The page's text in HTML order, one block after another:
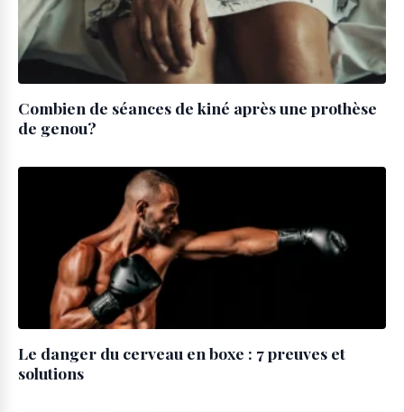
Combien de séances de kiné après une prothèse
de genou?
Le danger du cerveau en boxe : 7 preuves et
solutions